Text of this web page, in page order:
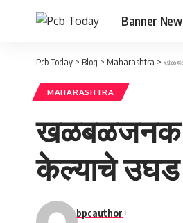
Banner
Pcb Today > Blog > Maharashtra >
MAHARASHTRA
खळबळजनक
केल्याचे उघड
bpcauthor